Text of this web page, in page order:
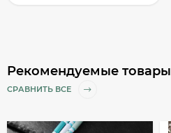
Рекомендуемые товары
СРАВНИТЬ ВСЕ